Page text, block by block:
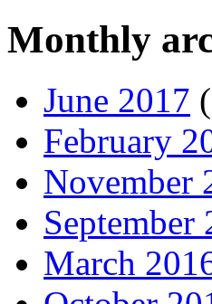
Monthly
June 2017
February
November
September
March